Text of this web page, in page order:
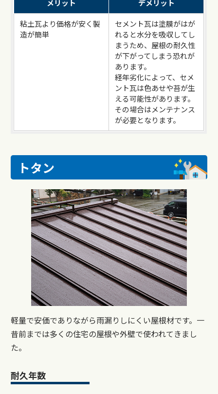
メリット デメリット
粘土瓦より価格が安く製
造が簡単
セメント瓦は塗膜がはが
れると水分を吸収してし
まうため、屋根の耐久性
が下がってしまう恐れが
あります。
経年劣化によって、セメ
ント瓦は色あせや苔が生
える可能性があります。
その場合はメンテナンス
が必要となります。
トタン
軽量で安価でありながら雨漏りしにくい屋根材です。一
昔前までは多くの住宅の屋根や外壁で使われてきまし
た。
耐久年数